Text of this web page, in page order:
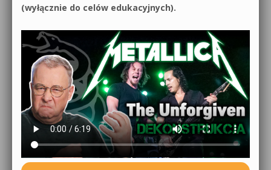
(wyłącznie do celów edukacyjnych).